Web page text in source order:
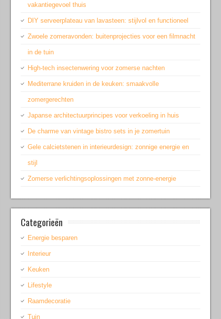
vakantiegevoel thuis
DIY serveerplateau van lavasteen: stijlvol en functioneel
Zwoele zomeravonden: buitenprojecties voor een filmnacht
in de tuin
High-tech insectenwering voor zomerse nachten
Mediterrane kruiden in de keuken: smaakvolle
zomergerechten
Japanse architectuurprincipes voor verkoeling in huis
De charme van vintage bistro sets in je zomertuin
Gele calcietstenen in interieurdesign: zonnige energie en
stijl
Zomerse verlichtingsoplossingen met zonne-energie
Categorieën
Energie besparen
Interieur
Keuken
Lifestyle
Raamdecoratie
Tuin